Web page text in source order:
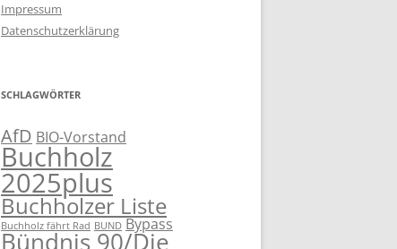
Impressum
Datenschutzerklärung
SCHLAGWÖRTER
AfD BIO-Vorstand
Buchholz
2025plus
Buchholzer Liste
Buchholz fährt Rad BUND Bypass
Bündnis 90/Die